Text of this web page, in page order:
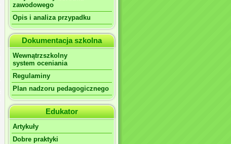
zawodowego
Opis i analiza przypadku
Dokumentacja szkolna
Wewnątrzszkolny
system oceniania
Regulaminy
Plan nadzoru pedagogicznego
Edukator
Artykuły
Dobre praktyki